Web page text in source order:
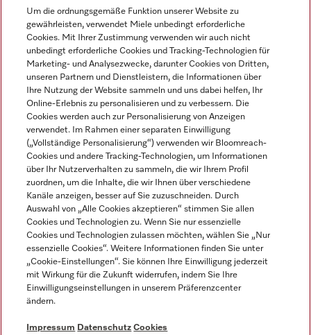
Sprache
DEUTSCH
Impressum
Datenschutz
Miele auf YoutubeMiele auf Instagram
Miele auf Facebook
Miele auf LinkedInMiele auf LinkedIn
Um die ordnungsgemäße Funktion unserer Website zu
gewährleisten, verwendet Miele unbedingt erforderliche
Cookies. Mit Ihrer Zustimmung verwenden wir auch nicht
unbedingt erforderliche Cookies und Tracking-Technologien für
Marketing- und Analysezwecke, darunter Cookies von Dritten,
unseren Partnern und Dienstleistern, die Informationen über
Ihre Nutzung der Website sammeln und uns dabei helfen, Ihr
Online-Erlebnis zu personalisieren und zu verbessern. Die
Cookies werden auch zur Personalisierung von Anzeigen
verwendet. Im Rahmen einer separaten Einwilligung
(„Vollständige Personalisierung“) verwenden wir Bloomreach-
Cookies und andere Tracking-Technologien, um Informationen
über Ihr Nutzerverhalten zu sammeln, die wir Ihrem Profil
zuordnen, um die Inhalte, die wir Ihnen über verschiedene
Kanäle anzeigen, besser auf Sie zuzuschneiden. Durch
Auswahl von „Alle Cookies akzeptieren“ stimmen Sie allen
Cookies und Technologien zu. Wenn Sie nur essenzielle
Cookies und Technologien zulassen möchten, wählen Sie „Nur
essenzielle Cookies“. Weitere Informationen finden Sie unter
„Cookie-Einstellungen“. Sie können Ihre Einwilligung jederzeit
mit Wirkung für die Zukunft widerrufen, indem Sie Ihre
Einwilligungseinstellungen in unserem Präferenzcenter
ändern.
Impressum Datenschutz Cookies